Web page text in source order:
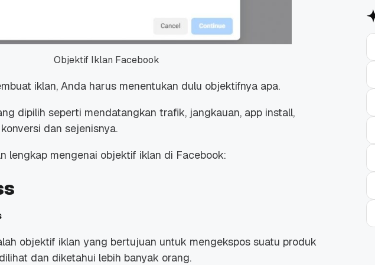
Objektif Iklan Facebook
iklan, Anda harus menentukan dulu objektifnya apa.
dipilih seperti mendatangkan trafik, jangkauan, app install,
dan sejenisnya.
lengkap mengenai objektif iklan di Facebook:
objektif iklan yang bertujuan untuk mengekspos suatu produk
dan diketahui lebih banyak orang.